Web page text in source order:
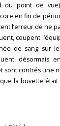
du point de
en fin de
l’erreur de ne
coupent
de sang sur
désormais
sont contrés une
la buvette